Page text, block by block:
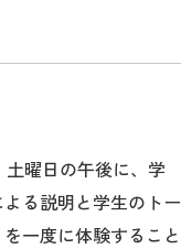
土曜日の午後に、学
る説明と学生のトー
一度に体験すること